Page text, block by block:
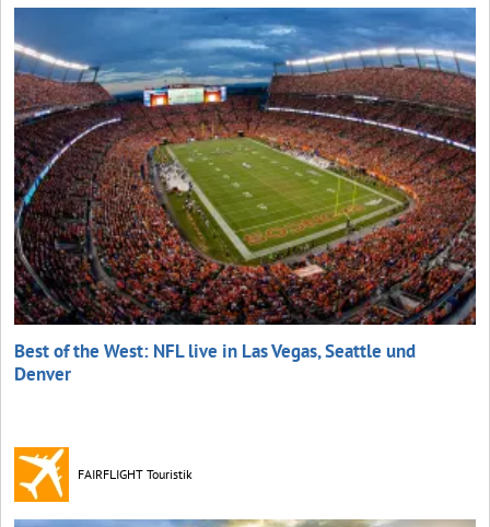
Best of the West: NFL live in Las Vegas, Seattle und
Denver
FAIRFLIGHT Touristik